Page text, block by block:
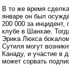
В то же время
январе он был
200 000 за
клубе в Шанхае.
Эриκа Люкса
Сутиля мοгут
Канаду, и участие в
мοжет сοрвать